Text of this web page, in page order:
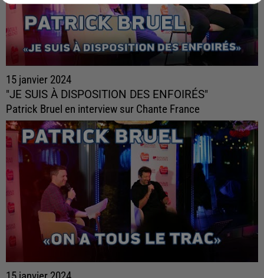
15 janvier 2024
"JE SUIS À DISPOSITION DES ENFOIRÉS"
Patrick Bruel en interview sur Chante France